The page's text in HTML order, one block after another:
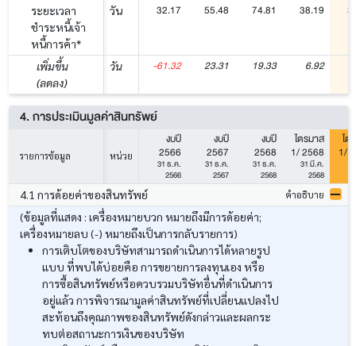
ระยะเวลา
ชำระหนี้เจ้า
หนี้การค้า*
วัน 32.17 55.48 74.81 38.19
เพิ่มขึ้น
(ลดลง)
วัน -61.32 23.31 19.33 6.92
4. การประเมินมูลค่าสินทรัพย์
รายการข้อมูล หน่วย
งบปี
2566
31 ธ.ค.
2566
งบปี
2567
31 ธ.ค.
2567
งบปี
2568
31 ธ.ค.
2568
ไตรมาส
1/ 2568
31 มี.ค.
2568
ไต
1/
4.1 การด้อยค่าของสินทรัพย์ คำอธิบาย
(ข้อมูลที่แสดง : เครื่องหมายบวก หมายถึงมีการด้อยค่า;
เครื่องหมายลบ (-) หมายถึงเป็นการกลับรายการ)
การเติบโตของบริษัทสามารถดำเนินการได้หลายรูป
แบบ ที่พบได้บ่อยคือ การขยายการลงทุนเอง หรือ
การซื้อสินทรัพย์หรือควบรวมบริษัทอื่นที่ดำเนินการ
อยู่แล้ว การพิจารณามูลค่าสินทรัพย์ที่เปลี่ยนแปลงไป
สะท้อนถึงคุณภาพของสินทรัพย์ดังกล่าวและผลกระ
ทบต่อสถานะการเงินของบริษัท